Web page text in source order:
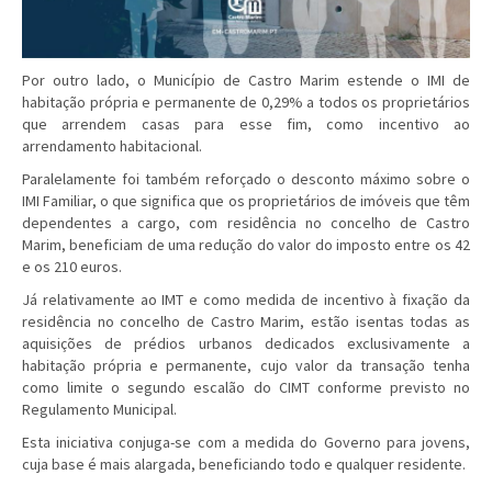
Por outro lado, o Município de Castro Marim estende o IMI de
habitação própria e permanente de 0,29% a todos os proprietários
que arrendem casas para esse fim, como incentivo ao
arrendamento habitacional.
Paralelamente foi também reforçado o desconto máximo sobre o
IMI Familiar, o que significa que os proprietários de imóveis que têm
dependentes a cargo, com residência no concelho de Castro
Marim, beneficiam de uma redução do valor do imposto entre os 42
e os 210 euros.
Já relativamente ao IMT e como medida de incentivo à fixação da
residência no concelho de Castro Marim, estão isentas todas as
aquisições de prédios urbanos dedicados exclusivamente a
habitação própria e permanente, cujo valor da transação tenha
como limite o segundo escalão do CIMT conforme previsto no
Regulamento Municipal.
Esta iniciativa conjuga-se com a medida do Governo para jovens,
cuja base é mais alargada, beneficiando todo e qualquer residente.